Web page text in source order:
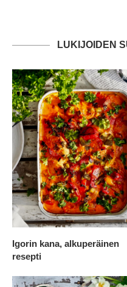
LUKIJOIDEN
Igorin kana, alkuperäinen
resepti